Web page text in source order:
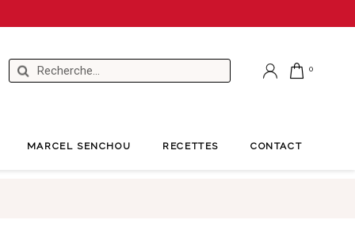
MARCEL SENCHOU RECETTES CONTACT